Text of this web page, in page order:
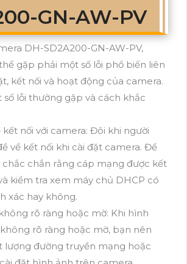
GN-AW-PV
DH-SD2A200-GN-AW-PV,
gặp phải một số lỗi phổ biến liên
kết nối và hoạt động của camera.
số lỗi thường gặp và cách khắc
kết nối với camera: Đôi khi người
về kết nối khi cài đặt camera. Để
chắc chắn rằng cáp mạng được kết
kiểm tra xem máy chủ DHCP có
xác hay không.
rõ ràng hoặc mờ: Khi hình
rõ ràng hoặc mờ, bạn nên
lượng đường truyền mạng hoặc